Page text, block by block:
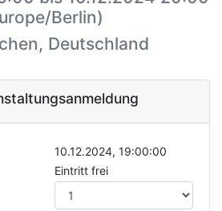
Berlin)
, Deutschland
10.12.2024, 19:00:00
Eintritt frei